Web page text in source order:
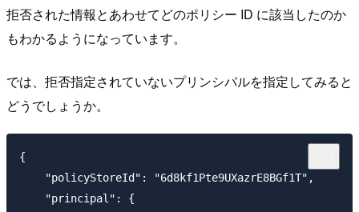
拒否された情報とあわせてどのポリシー ID に該当したのか
もわかるようになっています。
では、拒否指定されていないプリンシパルを指定してみると
どうでしょうか。
{
    "policyStoreId": "6d8kf1Pte9UXazrE8BGf1T",
    "principal": {